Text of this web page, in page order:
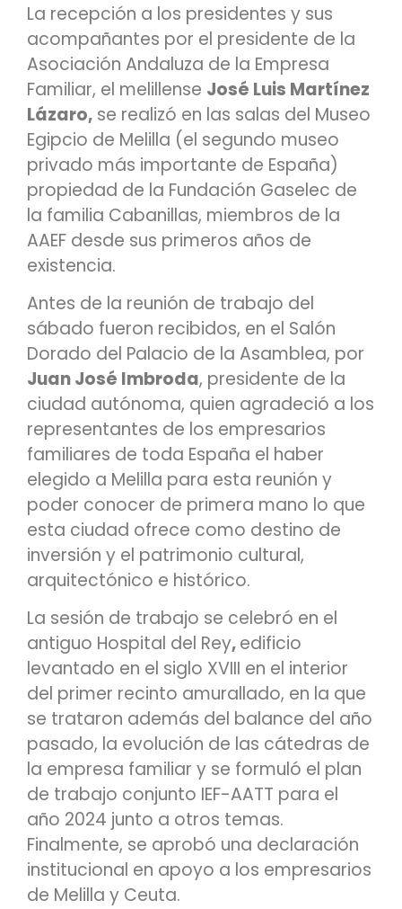
La recepción a los presidentes y sus
acompañantes por el presidente de la
Asociación Andaluza de la Empresa
Familiar, el melillense José Luis Martínez
Lázaro, se realizó en las salas del Museo
Egipcio de Melilla (el segundo museo
privado más importante de España)
propiedad de la Fundación Gaselec de
la familia Cabanillas, miembros de la
AAEF desde sus primeros años de
existencia.
Antes de la reunión de trabajo del
sábado fueron recibidos, en el Salón
Dorado del Palacio de la Asamblea, por
Juan José Imbroda, presidente de la
ciudad autónoma, quien agradeció a los
representantes de los empresarios
familiares de toda España el haber
elegido a Melilla para esta reunión y
poder conocer de primera mano lo que
esta ciudad ofrece como destino de
inversión y el patrimonio cultural,
arquitectónico e histórico.
La sesión de trabajo se celebró en el
antiguo Hospital del Rey,edificio
levantado en el siglo XVIII en el interior
del primer recinto amurallado, en la que
se trataron además del balance del año
pasado, la evolución de las cátedras de
la empresa familiar y se formuló el plan
de trabajo conjunto IEF-AATT para el
año 2024 junto a otros temas.
Finalmente, se aprobó una declaración
institucional en apoyo a los empresarios
de Melilla y Ceuta.